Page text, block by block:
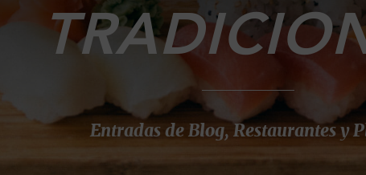
Entradas de Blog, Restaurantes y